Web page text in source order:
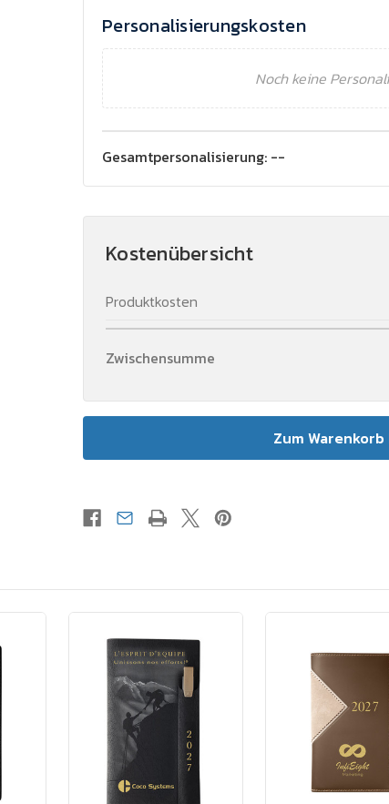
Personalisierungskosten
Noch keine
Gesamtpersonalisierung: --
Kostenübersicht
Produktkosten
Zwischensumme